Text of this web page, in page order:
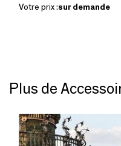
Votre prix :sur demande
Plus de